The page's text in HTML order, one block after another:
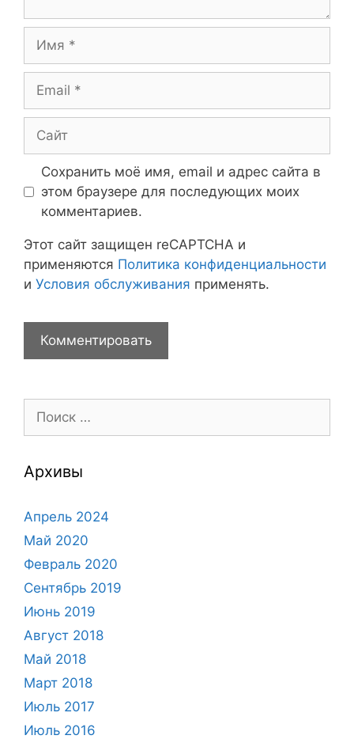
Сохранить моё имя, email и адрес сайта в
этом браузере для последующих моих
комментариев.
Этот сайт защищен reCAPTCHA и
применяются Политика конфиденциальности
и Условия обслуживания применять.
Архивы
Апрель 2024
Май 2020
Февраль 2020
Сентябрь 2019
Июнь 2019
Август 2018
Май 2018
Март 2018
Июль 2017
Июль 2016